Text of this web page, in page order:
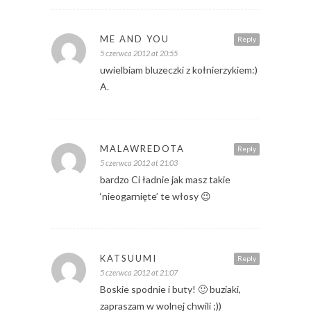
Reply
ME AND YOU
5 czerwca 2012 at 20:55
uwielbiam bluzeczki z kołnierzykiem:)
A.
Reply
MALAWREDOTA
5 czerwca 2012 at 21:03
bardzo Ci ładnie jak masz takie
‘nieogarnięte’ te włosy 😉
Reply
KATSUUMI
5 czerwca 2012 at 21:07
Boskie spodnie i buty! 🙂 buziaki,
zapraszam w wolnej chwili ;))